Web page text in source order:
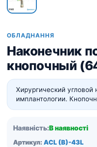
ОБЛАДНАННЯ
Наконечник
кнопочный
Хирургический
имплантологии.
Наявність:В наявності
Артикул: ACL (B)-43L